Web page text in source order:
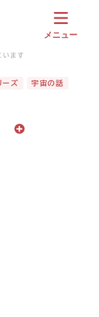
メニュー
います
ーズ 宇宙の話